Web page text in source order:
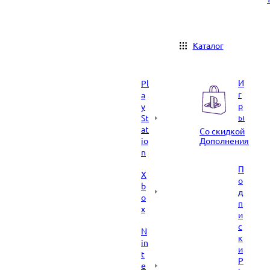
Каталог
Pl
a
y
St
at
io
n
X
b
o
x
N
in
t
e
И
г
р
ы
Со скидкой
Дополнения
П
о
д
п
и
с
к
и
P